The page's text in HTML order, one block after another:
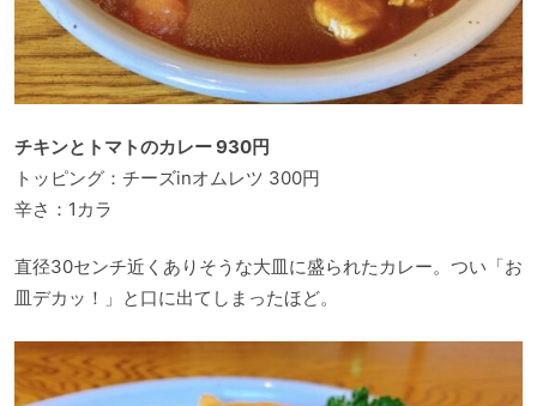
チキンとトマトのカレー 930円
トッピング：チーズinオムレツ 300円
辛さ：1カラ
直径30センチ近くありそうな大皿に盛られたカレー。つい「お
皿デカッ！」と口に出てしまったほど。